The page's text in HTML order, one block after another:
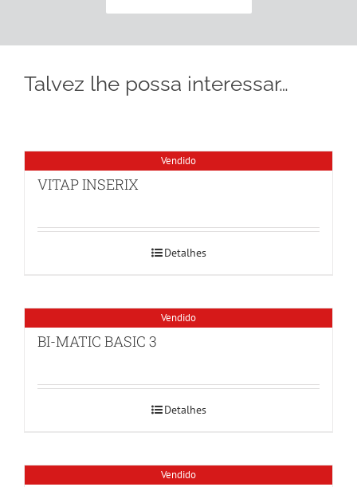
Talvez lhe possa interessar…
Vendido
VITAP INSERIX
Detalhes
Vendido
BI-MATIC BASIC 3
Detalhes
Vendido